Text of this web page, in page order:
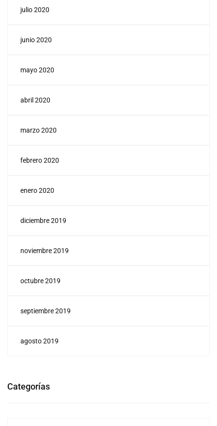
julio 2020
junio 2020
mayo 2020
abril 2020
marzo 2020
febrero 2020
enero 2020
diciembre 2019
noviembre 2019
octubre 2019
septiembre 2019
agosto 2019
Categorías